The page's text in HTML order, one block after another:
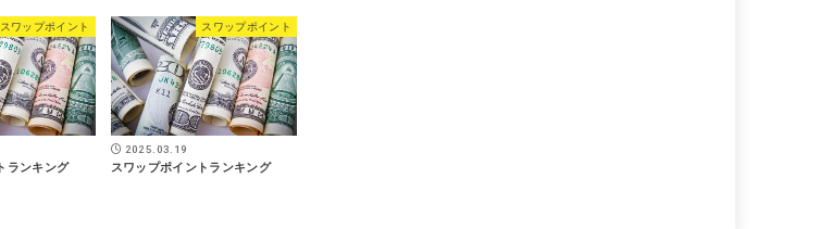
スワップポイント
ランキング
スワップポイント
2025.03.19
スワップポイントランキング